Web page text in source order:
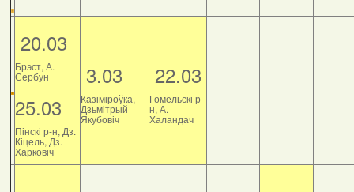
20.03
Брэст, А.
Сербун
25.03
Пінскі р-н, Дз.
Кіцель, Дз.
Харковіч
3.03
Казіміроўка,
Дзьмітрый
Якубовіч
22.03
Гомельскі р-
н, А.
Халандач